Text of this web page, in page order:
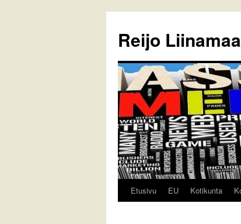
Reijo Liinamaa
Siirry
Etusivu EU Kotikunta